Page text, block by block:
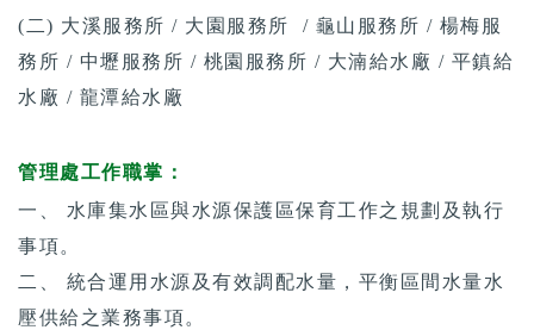
(二) 大溪服務所 / 大園服務所 / 龜山服務所 / 楊梅服
務所 / 中壢服務所 / 桃園服務所 / 大湳給水廠 / 平鎮給
水廠 / 龍潭給水廠
管理處工作職掌：
一、 水庫集水區與水源保護區保育工作之規劃及執行
事項。
二、 統合運用水源及有效調配水量，平衡區間水量水
壓供給之業務事項。